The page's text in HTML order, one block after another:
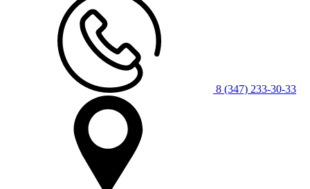
8 (347) 233-30-33